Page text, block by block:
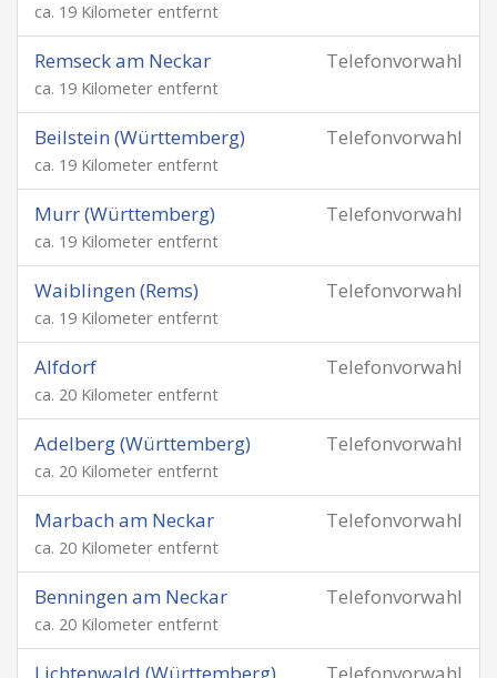
ca. 19 Kilometer entfernt
Telefonvorwahl
Remseck am Neckar
ca. 19 Kilometer entfernt
Telefonvorwahl
Beilstein (Württemberg)
ca. 19 Kilometer entfernt
Telefonvorwahl
Murr (Württemberg)
ca. 19 Kilometer entfernt
Telefonvorwahl
Waiblingen (Rems)
ca. 19 Kilometer entfernt
Telefonvorwahl
Alfdorf
ca. 20 Kilometer entfernt
Telefonvorwahl
Adelberg (Württemberg)
ca. 20 Kilometer entfernt
Telefonvorwahl
Marbach am Neckar
ca. 20 Kilometer entfernt
Telefonvorwahl
Benningen am Neckar
ca. 20 Kilometer entfernt